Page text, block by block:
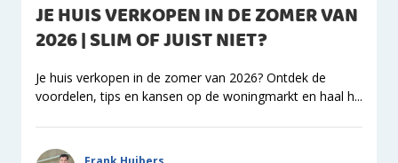
JE HUIS VERKOPEN IN DE ZOMER VAN
2026 | SLIM OF JUIST NIET?
Je huis verkopen in de zomer van 2026? Ontdek de
voordelen, tips en kansen op de woningmarkt en haal h...